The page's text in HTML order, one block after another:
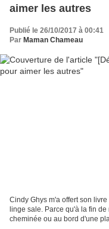
aimer les autres
Publié le 26/10/2017 à 00:41
Par Maman Chameau
Cindy Ghys m'a offert son
linge sale. Parce qu'à la fin
cheminée ou au bord d'une